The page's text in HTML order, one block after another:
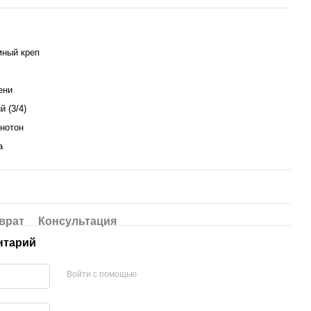
креп
(3/4)
Консультация
Войти с помощью